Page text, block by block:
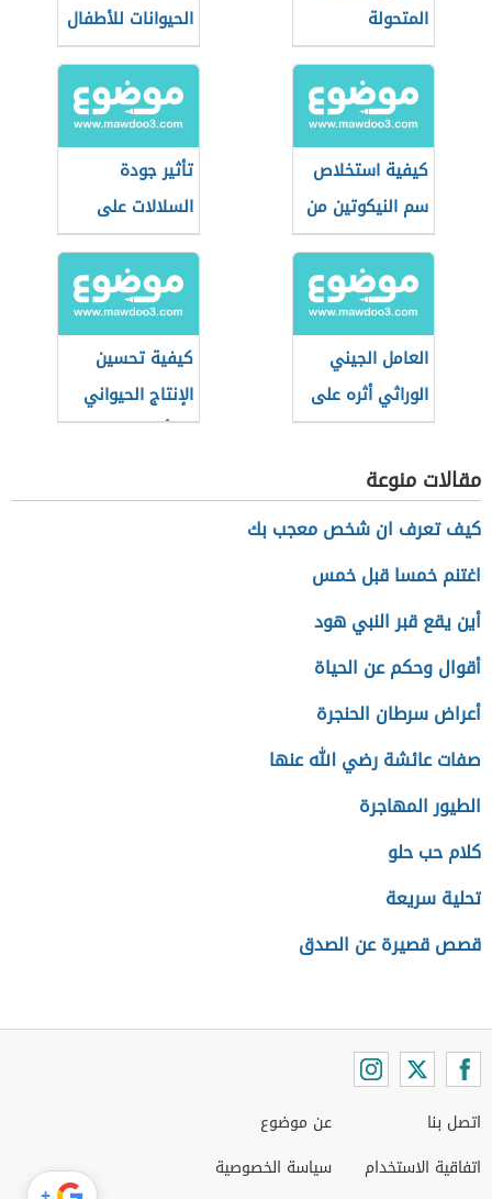
المتحولة
الحيوانات للأطفال
كيفية استخلاص
سم النيكوتين من
التبغ
تأثير جودة
السلالات على
الإنتاج الحيواني
العامل الجيني
الوراثي أثره على
الطاقة الإيجابية
كيفية تحسين
الإنتاج الحيواني
بالتأثير على الغذاء
مقالات منوعة
كيف تعرف ان شخص معجب بك
اغتنم خمسا قبل خمس
أين يقع قبر النبي هود
أقوال وحكم عن الحياة
أعراض سرطان الحنجرة
صفات عائشة رضي الله عنها
الطيور المهاجرة
كلام حب حلو
تحلية سريعة
قصص قصيرة عن الصدق
اتصل بنا
اتفاقية الاستخدام
عن موضوع
سياسة الخصوصية